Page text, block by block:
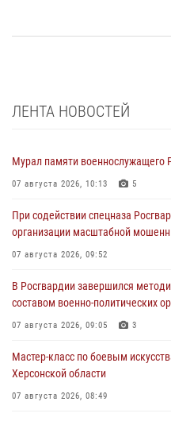
ЛЕНТА НОВОСТЕЙ
Мурал памяти военнослужащего
07 августа 2026, 10:13 5
При содействии спецназа
организации масштабной
07 августа 2026, 09:52
В Росгвардии завершился
составом военно-политических
07 августа 2026, 09:05 3
Мастер-класс по боевым
Херсонской области
07 августа 2026, 08:49